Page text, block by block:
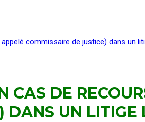
commissaire de justice) dans un
CAS DE
DANS UN LITIGE